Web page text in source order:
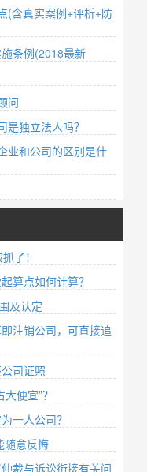
(含真实案例+评析+防
条例(2018最新
问
独立法人吗？
业和公司的区别是什
了！
算点如何计算？
及认定
注销公司，可直接追
司证照
便宜”？
一人公司？
随意反悔
裁与诉讼衔接有关问